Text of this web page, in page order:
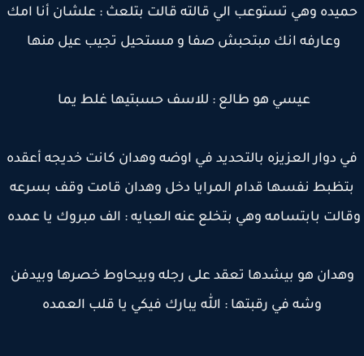
وهي تستوعب الي قالته قالت بتلعث : علشان أنا امك
وعارفه انك مبتحبش صفا و مستحيل تجيب عيل منها
عيسي هو طالع : للاسف حسبتيها غلط يما
دوار العزيزه بالتحديد في اوضه وهدان كانت خديجه أعقده
نفسها قدام المرايا دخل وهدان قامت وقف بسرعه
بابتسامه وهي بتخلع عنه العبايه : الف مبروك يا عمده
هو بيشدها تعقد على رجله وبيحاوط خصرها وبيدفن
وشه في رقبتها : الله يبارك فيكي يا قلب العمده